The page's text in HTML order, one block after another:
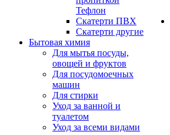
Тефлон
Скатерти ПВХ
Скатерти другие
Бытовая химия
Для мытья посуды,
овощей и фруктов
Для посудомоечных
машин
Для стирки
Уход за ванной и
туалетом
Уход за всеми видами